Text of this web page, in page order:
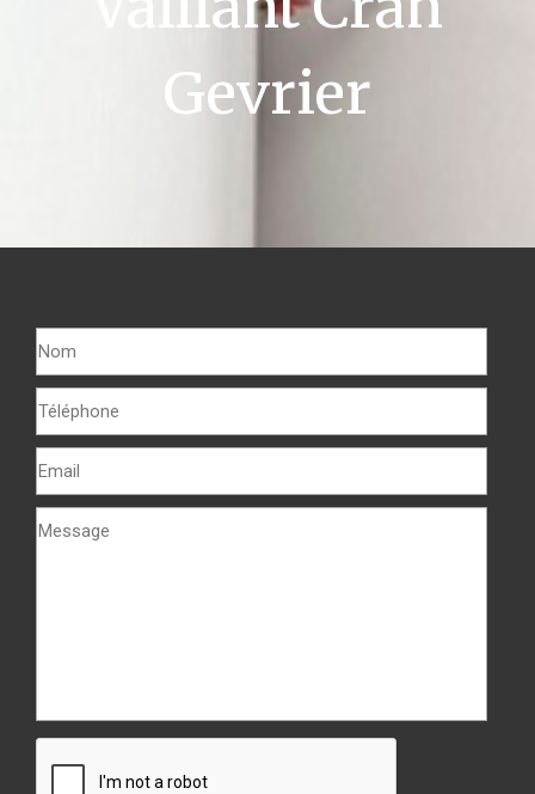
Gevrier